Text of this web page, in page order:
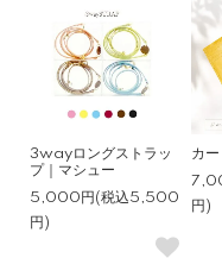
3wayロングストラッ
プ｜マシュー
5,000円(税込5,500
円)
カ
円)